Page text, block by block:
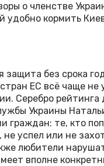
о членстве
удобно кормить
защита без срока
ЕС всё чаще не
Серебро рейтинга
Украины
граждан: те, кто
успел или не
любители
вполне